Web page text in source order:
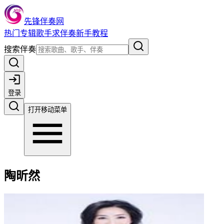
先锋伴奏网
热门 专辑歌手求伴奏新手教程
搜索伴奏
登录
打开移动菜单
陶昕然